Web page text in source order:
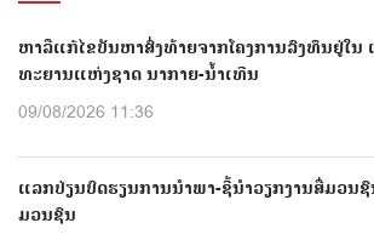
ຫາລືແກ້ໄຂບັນຫາສົ່ງທ້າຍຈາກໂຄງການລົງທຶນຢູ່ໃນ
ທະຍານແຫ່ງຊາດ ນາກາຍ-ນໍ້າເທີນ
09/08/2026 11:36
ແລກປ່ຽນບົດຮຽນການນຳພາ-ຊີ້ນຳວຽກງານສື່ມວນ
ມວນຊົນ